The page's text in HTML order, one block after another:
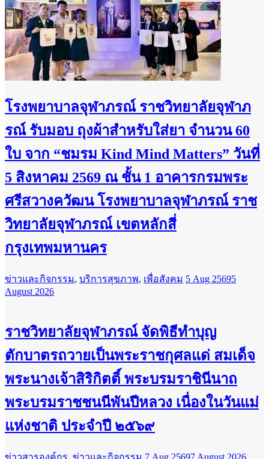
โรงพยาบาลจุฬาภรณ์ ราชวิทยาลัยจุฬาภ
รณ์ รับมอบ ถุงผ้าสำหรับใส่ยา จำนวน 60
ใบ จาก “ชมรม Kind Mind Matters” วันที่
5 สิงหาคม 2569 ณ ชั้น 1 อาคารกรมพระ
ศรีสวางควัฒน โรงพยาบาลจุฬาภรณ์ ราช
วิทยาลัยจุฬาภรณ์ เขตหลักสี่
กรุงเทพมหานคร
ข่าวและกิจกรรม, บริการสุขภาพ, เพื่อสังคม 5 Aug 25695
August 2026
ราชวิทยาลัยจุฬาภรณ์ จัดพิธีทำบุญ
ตักบาตรถวายเป็นพระราชกุศลแด่ สมเด็จ
พระนางเจ้าสิริกิตติ์ พระบรมราชินีนาถ
พระบรมราชชนนีพันปีหลวง เนื่องในวันแม่
แห่งชาติ ประจำปี ๒๕๖๙
ข่าวสารองค์กร, ข่าวและกิจกรรม 7 Aug 25697 August 2026